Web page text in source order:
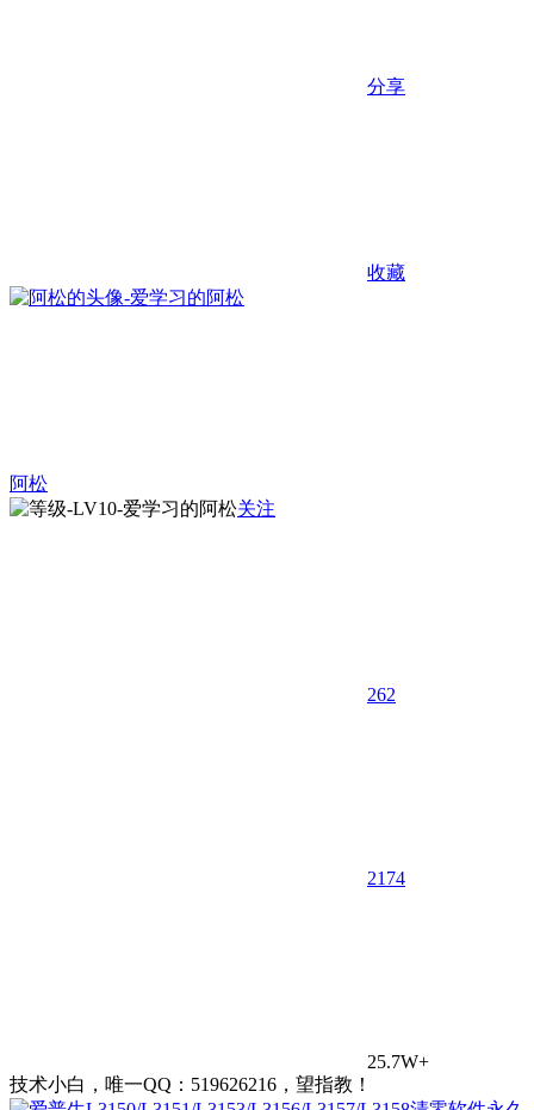
分享
收藏
阿松
关注
262
21 74
25.7W+
技术小白，唯一QQ：519626216，望指教！